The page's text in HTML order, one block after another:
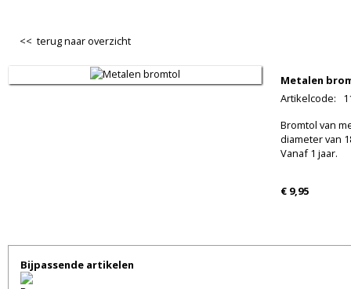
<< terug naar overzicht
Metalen
Artikelcode:
Bromtol van
diameter van
Vanaf 1 jaar.
€ 9,95
Bijpassende artikelen